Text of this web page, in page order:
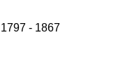
- 1867